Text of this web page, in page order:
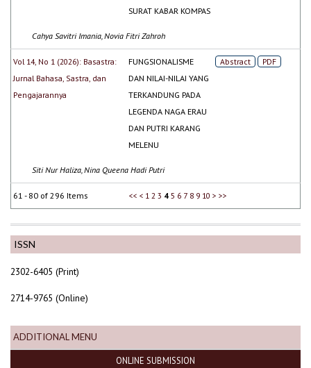
ISSN
2302-6405 (Print)
2714-9765 (Online)
ADDITIONAL MENU
ONLINE SUBMISSION
SURAT KABAR KOMPAS
Cahya Savitri Imania, Novia Fitri Zahroh
Vol 14, No 1 (2026): Basastra:
Jurnal Bahasa, Sastra, dan
Pengajarannya
FUNGSIONALISME
DAN NILAI-NILAI YANG
TERKANDUNG PADA
LEGENDA NAGA ERAU
DAN PUTRI KARANG
MELENU
Abstract PDF
Siti Nur Haliza, Nina Queena Hadi Putri
61 - 80 of 296 Items << < 1 2 3 4 5 6 7 8 9 10 > >>